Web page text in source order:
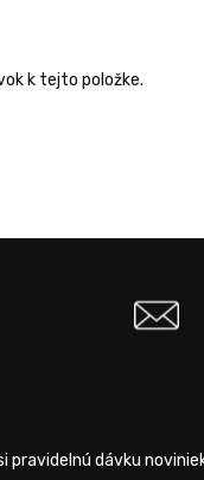
k tejto položke.